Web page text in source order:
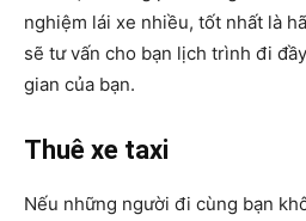
nghiệm lái xe nhiều, tốt nhất là
sẽ tư vấn cho bạn lịch trình đi
gian của bạn.
Thuê xe taxi
Nếu những người đi cùng bạn